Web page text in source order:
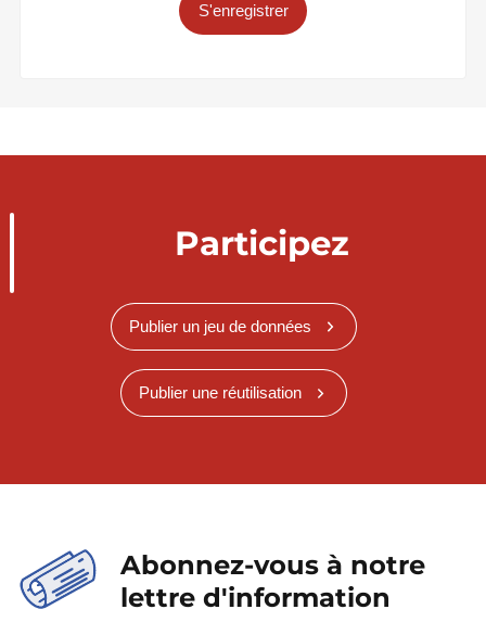
S'enregistrer
Participez
Publier un jeu de données
Publier une réutilisation
Abonnez-vous à notre
lettre d'information